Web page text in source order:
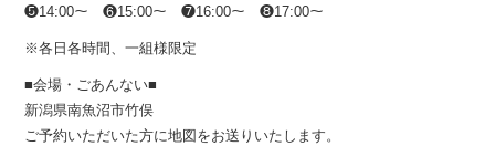
❺14:00〜 ❻15:00〜 ❼16:00〜 ❽17:00〜
※各日各時間、一組様限定
■会場・ごあんない■
新潟県南魚沼市竹俣
ご予約いただいた方に地図をお送りいたします。